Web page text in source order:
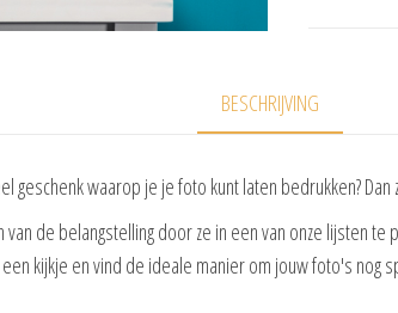
BESCHRIJVING
geschenk waarop je je foto kunt laten bedrukken?
de belangstelling door ze in een van onze lijsten
kijkje en vind de ideale manier om jouw foto's nog